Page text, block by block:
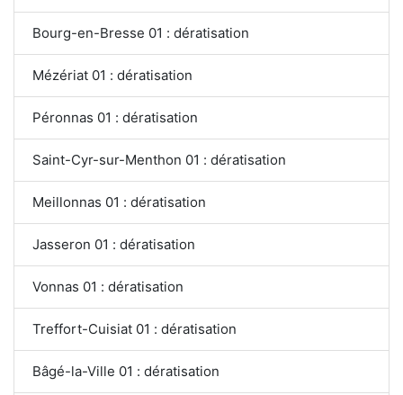
Bourg-en-Bresse 01 : dératisation
Mézériat 01 : dératisation
Péronnas 01 : dératisation
Saint-Cyr-sur-Menthon 01 : dératisation
Meillonnas 01 : dératisation
Jasseron 01 : dératisation
Vonnas 01 : dératisation
Treffort-Cuisiat 01 : dératisation
Bâgé-la-Ville 01 : dératisation